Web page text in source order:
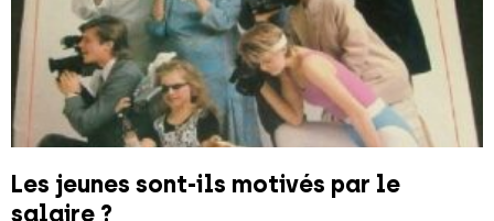
Les jeunes sont-ils motivés par le
salaire ?